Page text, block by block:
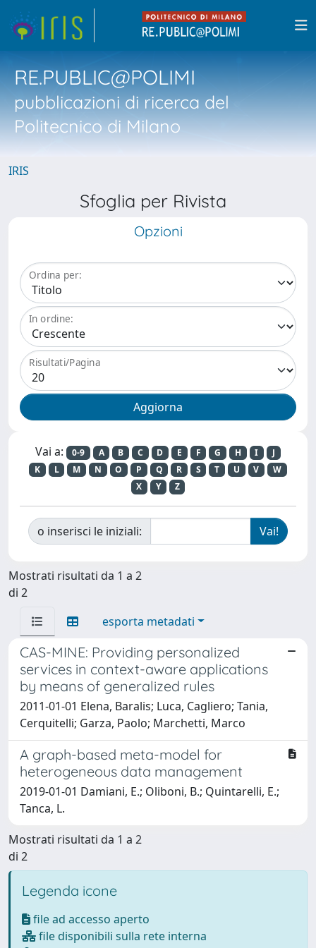
RE.PUBLIC@POLIMI
pubblicazioni di ricerca del
Politecnico di Milano
IRIS
Sfoglia per Rivista
Opzioni
Ordina per:
In ordine:
Risultati/Pagina
Vai a: 0-9 A B C D E F G H I
J
K
L M N O P Q R S T U V
W
X
Y Z
o inserisci le iniziali:
Mostrati risultati da 1 a 2
di 2
esporta metadati
CAS-MINE: Providing personalized
services in context-aware applications
by means of generalized rules
2011-01-01 Elena, Baralis; Luca, Cagliero; Tania,
Cerquitelli; Garza, Paolo; Marchetti, Marco
A graph-based meta-model for
heterogeneous data management
2019-01-01 Damiani, E.; Oliboni, B.; Quintarelli, E.;
Tanca, L.
Mostrati risultati da 1 a 2
di 2
Legenda icone
file ad accesso aperto
file disponibili sulla rete interna